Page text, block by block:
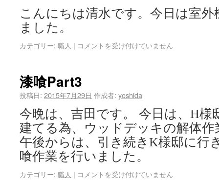
こんにちは清水です。今日は室
ました。
カテゴリー: 職人 | コメントを受け付けていません
漆喰Part3
投稿日: 2015年7月29日 作成者: yoshida
今晩は、吉田です。 今日は、H様
建てる為、ウッドデッキの解体
午後からは、引き続きK様邸に行
喰作業を行いました。
カテゴリー: 職人 | コメントを受け付けていません